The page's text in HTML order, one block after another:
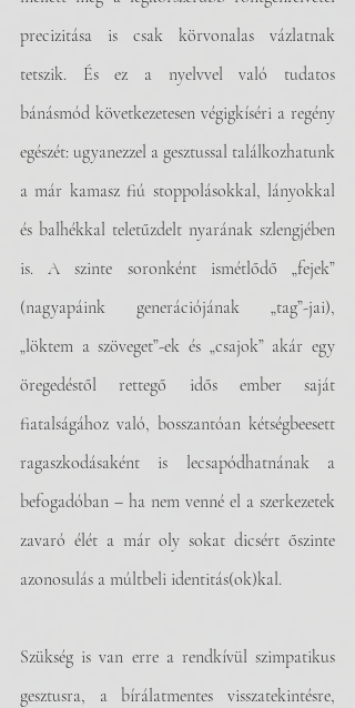
precizitása is csak körvonalas vázlatnak
tetszik. És ez a nyelvvel való tudatos
bánásmód következetesen végigkíséri a regény
egészét: ugyanezzel a gesztussal találkozhatunk
a már kamasz fiú stoppolásokkal, lányokkal
és balhékkal teletűzdelt nyarának szlengjében
is. A szinte soronként ismétlődő „fejek”
(nagyapáink generációjának „tag”-jai),
„löktem a szöveget”-ek és „csajok” akár egy
öregedéstől rettegő idős ember saját
fiatalságához való, bosszantóan kétségbeesett
ragaszkodásaként is lecsapódhatnának a
befogadóban – ha nem venné el a szerkezetek
zavaró élét a már oly sokat dicsért őszinte
azonosulás a múltbeli identitás(ok)kal.
Szükség is van erre a rendkívül szimpatikus
gesztusra, a bírálatmentes visszatekintésre,